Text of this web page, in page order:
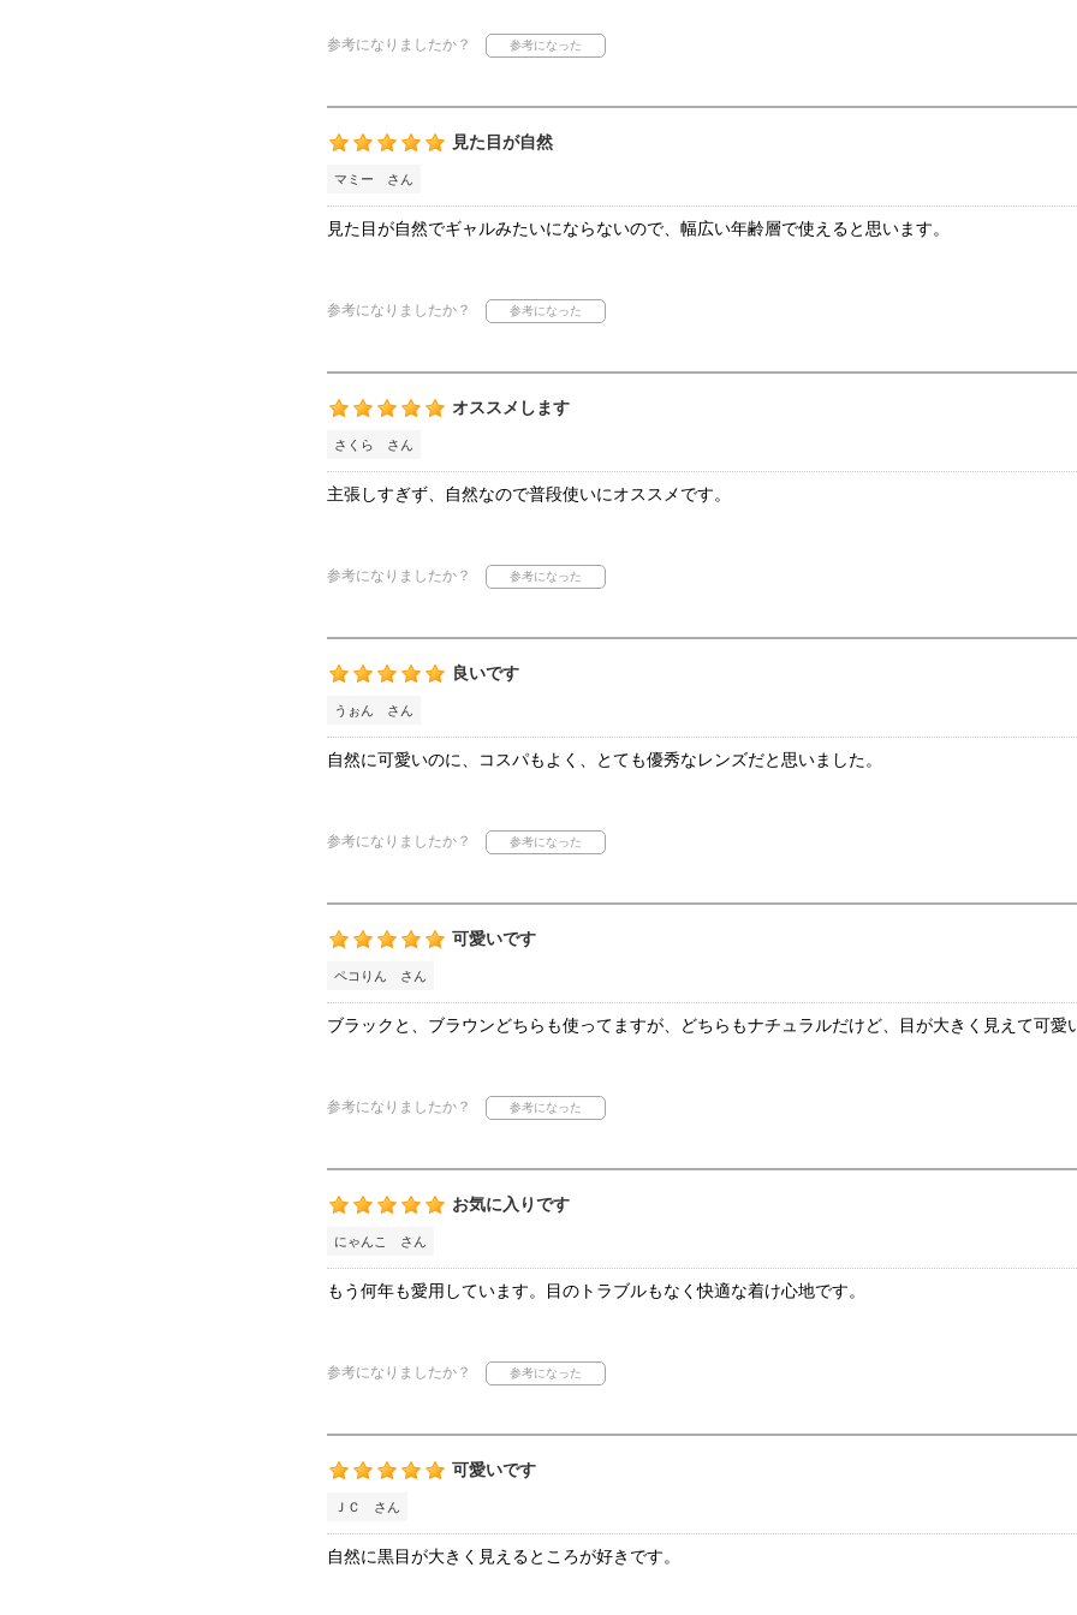
参考になりましたか？
見た目が自然
マミー さん
見た目が自然でギャルみたいにならないので、幅広い年齢層で使えると思います。
参考になりましたか？
オススメします
さくら さん
主張しすぎず、自然なので普段使いにオススメです。
参考になりましたか？
良いです
うぉん さん
自然に可愛いのに、コスパもよく、とても優秀なレンズだと思いました。
参考になりましたか？
可愛いです
ペコりん さん
ブラックと、ブラウンどちらも使ってますが、どちらもナチュラルだけど、目が大きく見えて可愛
参考になりましたか？
お気に入りです
にゃんこ さん
もう何年も愛用しています。目のトラブルもなく快適な着け心地です。
参考になりましたか？
可愛いです
ＪＣ さん
自然に黒目が大きく見えるところが好きです。